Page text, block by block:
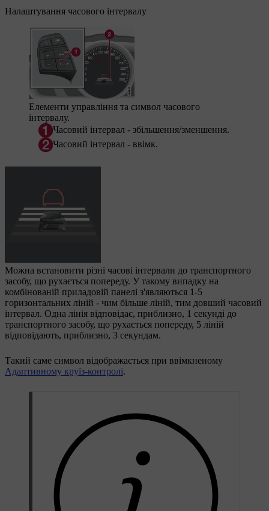
Налаштування часового інтервалу
Елементи управління та символ часового
інтервалу.
Часовий інтервал - збільшення/зменшення.
Часовий інтервал - ввімк.
Можна встановити різні часові інтервали до транспортного
засобу, що рухається попереду. У такому випадку на
комбінованій приладовій панелі з'являються 1-5
горизонтальних ліній - чим більше ліній, тим довший часовий
інтервал. Одна лінія відповідає, приблизно, 1 секунді до
транспортного засобу, що рухається попереду, 5 ліній
відповідають, приблизно, 3 секундам.
Такий саме символ відображається при ввімкненому
Адаптивному круїз-контролі.